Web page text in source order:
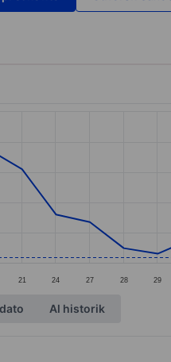
21 24 27 28 29
Al historik